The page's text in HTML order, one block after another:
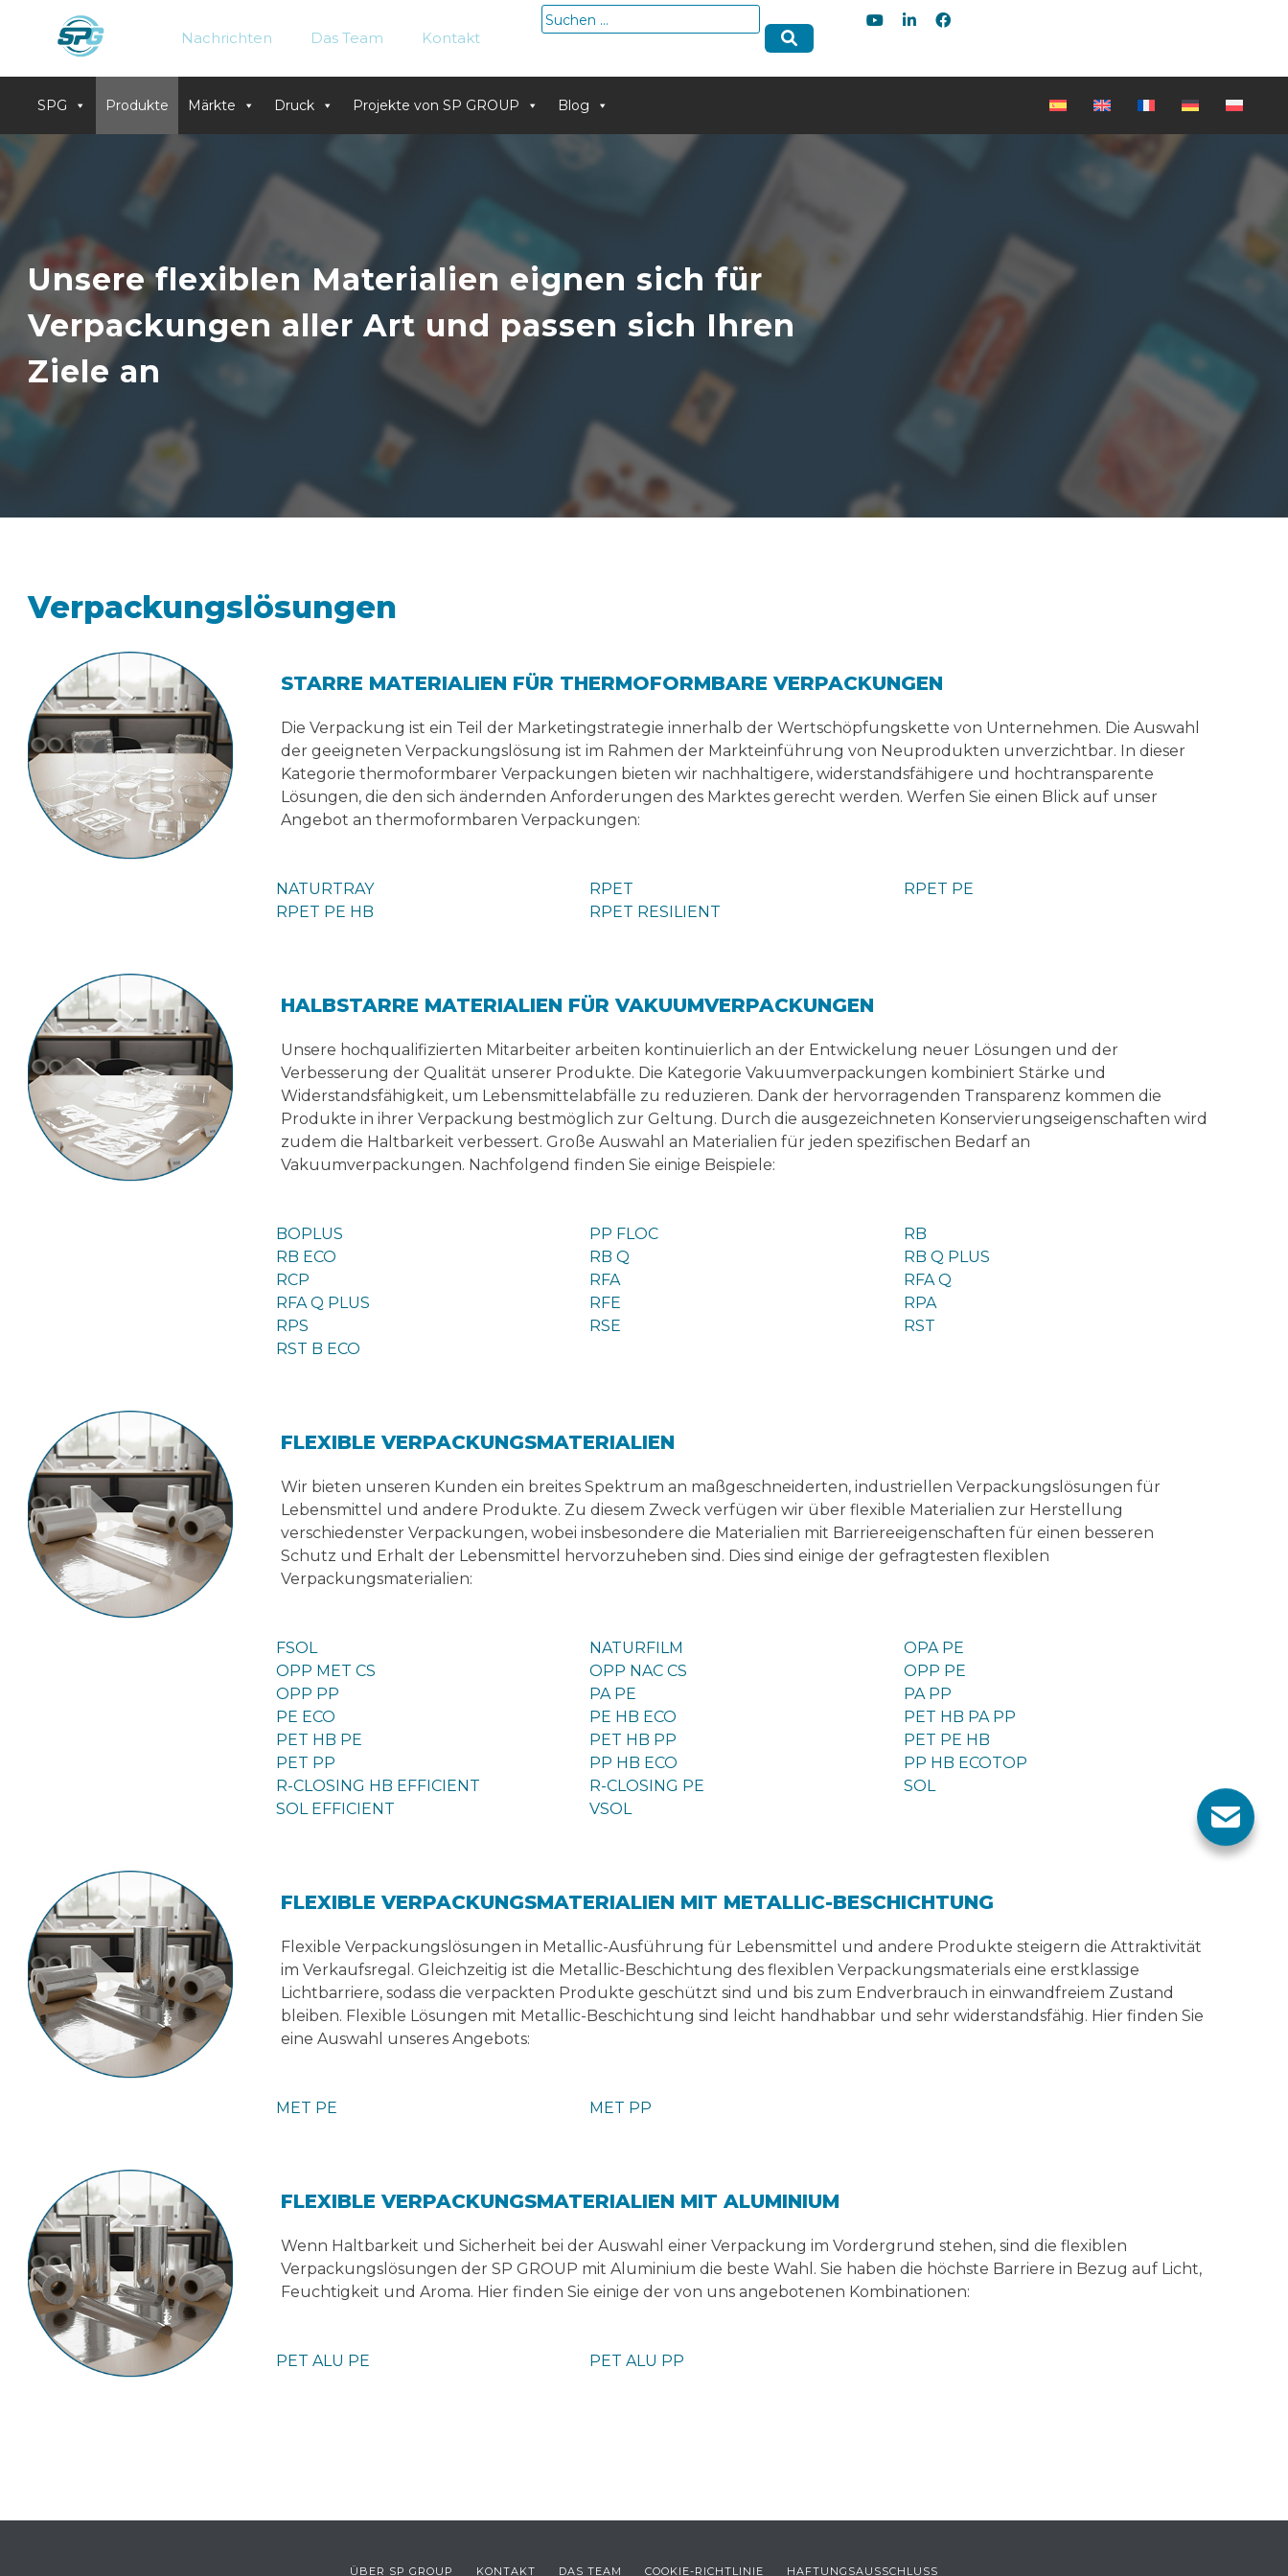
Skip
content
Nachrichten Das Team Kontakt
Suche
nach:
SPG Produkte Märkte Druck Projekte von SP GROUP Blog
Unsere flexiblen Materialien eignen sich für
Verpackungen aller Art und passen sich Ihren
Ziele an
Verpackungslösungen
STARRE MATERIALIEN FÜR THERMOFORMBARE VERPACKUNGEN
Die Verpackung ist ein Teil der Marketingstrategie innerhalb der Wertschöpfungskette von Unternehmen. Die Auswahl
der geeigneten Verpackungslösung ist im Rahmen der Markteinführung von Neuprodukten unverzichtbar. In dieser
Kategorie thermoformbarer Verpackungen bieten wir nachhaltigere, widerstandsfähigere und hochtransparente
Lösungen, die den sich ändernden Anforderungen des Marktes gerecht werden. Werfen Sie einen Blick auf unser
Angebot an thermoformbaren Verpackungen:
NATURTRAY RPET
RPET PE
RPET PE HB
RPET RESILIENT
HALBSTARRE MATERIALIEN FÜR VAKUUMVERPACKUNGEN
Unsere hochqualifizierten Mitarbeiter arbeiten kontinuierlich an der Entwickelung neuer Lösungen und der
Verbesserung der Qualität unserer Produkte. Die Kategorie Vakuumverpackungen kombiniert Stärke und
Widerstandsfähigkeit, um Lebensmittelabfälle zu reduzieren. Dank der hervorragenden Transparenz kommen die
Produkte in ihrer Verpackung bestmöglich zur Geltung. Durch die ausgezeichneten Konservierungseigenschaften wird
zudem die Haltbarkeit verbessert. Große Auswahl an Materialien für jeden spezifischen Bedarf an
Vakuumverpackungen. Nachfolgend finden Sie einige Beispiele:
BOPLUS PP FLOC
RB
RB ECO
RB Q
RB Q PLUS
RCP
RFA
RFA Q
RFA Q PLUS
RFE
RPA
RPS
RSE
RST
RST B ECO
FLEXIBLE VERPACKUNGSMATERIALIEN
Wir bieten unseren Kunden ein breites Spektrum an maßgeschneiderten, industriellen Verpackungslösungen für
Lebensmittel und andere Produkte. Zu diesem Zweck verfügen wir über flexible Materialien zur Herstellung
verschiedenster Verpackungen, wobei insbesondere die Materialien mit Barriereeigenschaften für einen besseren
Schutz und Erhalt der Lebensmittel hervorzuheben sind. Dies sind einige der gefragtesten flexiblen
Verpackungsmaterialien:
FSOL NATURFILM
OPA PE
OPP MET CS
OPP NAC CS
OPP PE
OPP PP
PA PE
PA PP
PE ECO
PE HB ECO
PET HB PA PP
PET HB PE
PET HB PP
PET PE HB
PET PP
PP HB ECO
PP HB ECOTOP
R-CLOSING HB EFFICIENT
R-CLOSING PE
SOL
SOL EFFICIENT
VSOL
FLEXIBLE VERPACKUNGSMATERIALIEN MIT METALLIC-BESCHICHTUNG
Flexible Verpackungslösungen in Metallic-Ausführung für Lebensmittel und andere Produkte steigern die Attraktivität
im Verkaufsregal. Gleichzeitig ist die Metallic-Beschichtung des flexiblen Verpackungsmaterials eine erstklassige
Lichtbarriere, sodass die verpackten Produkte geschützt sind und bis zum Endverbrauch in einwandfreiem Zustand
bleiben. Flexible Lösungen mit Metallic-Beschichtung sind leicht handhabbar und sehr widerstandsfähig. Hier finden Sie
eine Auswahl unseres Angebots:
MET PE MET PP
FLEXIBLE VERPACKUNGSMATERIALIEN MIT ALUMINIUM
Wenn Haltbarkeit und Sicherheit bei der Auswahl einer Verpackung im Vordergrund stehen, sind die flexiblen
Verpackungslösungen der SP GROUP mit Aluminium die beste Wahl. Sie haben die höchste Barriere in Bezug auf Licht,
Feuchtigkeit und Aroma. Hier finden Sie einige der von uns angebotenen Kombinationen:
PET ALU PE PET ALU PP
ÜBER SP GROUP KONTAKT DAS TEAM COOKIE-RICHTLINIE HAFTUNGSAUSSCHLUSS